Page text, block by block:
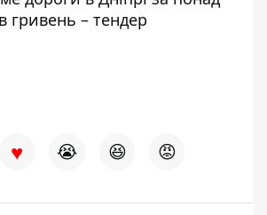
гривень – тендер
♥ 😭 😆 😡